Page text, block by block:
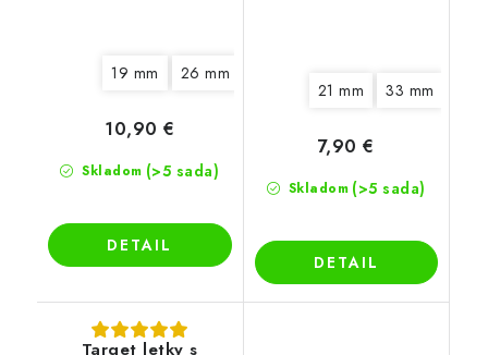
19 mm 26 mm
Skladom (>5 sada)
10,90 €
DETAIL
21 mm 33 mm
Skladom (>5 sada)
7,90 €
DETAIL
Target letky s